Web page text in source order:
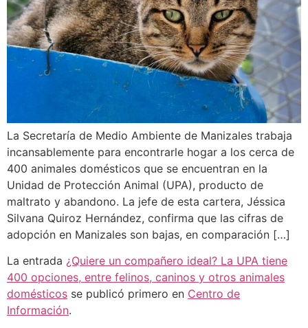
La Secretaría de Medio Ambiente de Manizales trabaja
incansablemente para encontrarle hogar a los cerca de
400 animales domésticos que se encuentran en la
Unidad de Protección Animal (UPA), producto de
maltrato y abandono. La jefe de esta cartera, Jéssica
Silvana Quiroz Hernández, confirma que las cifras de
adopción en Manizales son bajas, en comparación […]
La entrada ¿Quiere un compañero ideal? La UPA tiene
400 opciones, entre felinos, caninos y otros animales
domésticos se publicó primero en Centro de
Información.